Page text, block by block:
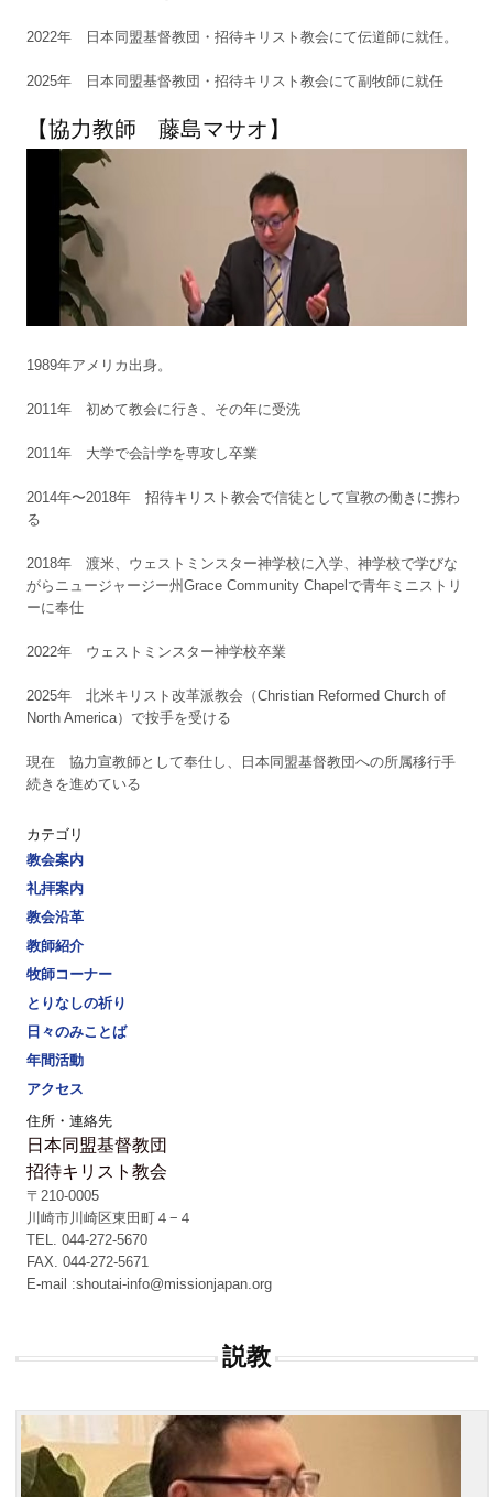
2022年 日本同盟基督教団・招待キリスト教会にて伝道師に就任。
2025年 日本同盟基督教団・招待キリスト教会にて副牧師に就任
【協力教師 藤島マサオ】
1989年アメリカ出身。
2011年 初めて教会に行き、その年に受洗
2011年 大学で会計学を専攻し卒業
2014年〜2018年 招待キリスト教会で信徒として宣教の働きに携わ
る
2018年 渡米、ウェストミンスター神学校に入学、神学校で学びな
がらニュージャージー州Grace Community Chapelで青年ミニストリ
ーに奉仕
2022年 ウェストミンスター神学校卒業
2025年 北米キリスト改革派教会（Christian Reformed Church of
North America）で按手を受ける
現在 協力宣教師として奉仕し、日本同盟基督教団への所属移行手
続きを進めている
カテゴリ
教会案内
礼拝案内
教会沿革
教師紹介
牧師コーナー
とりなしの祈り
日々のみことば
年間活動
アクセス
住所・連絡先
日本同盟基督教団
招待キリスト教会
〒210-0005
川崎市川崎区東田町４−４
TEL. 044-272-5670
FAX. 044-272-5671
E-mail :shoutai-info@missionjapan.org
説教